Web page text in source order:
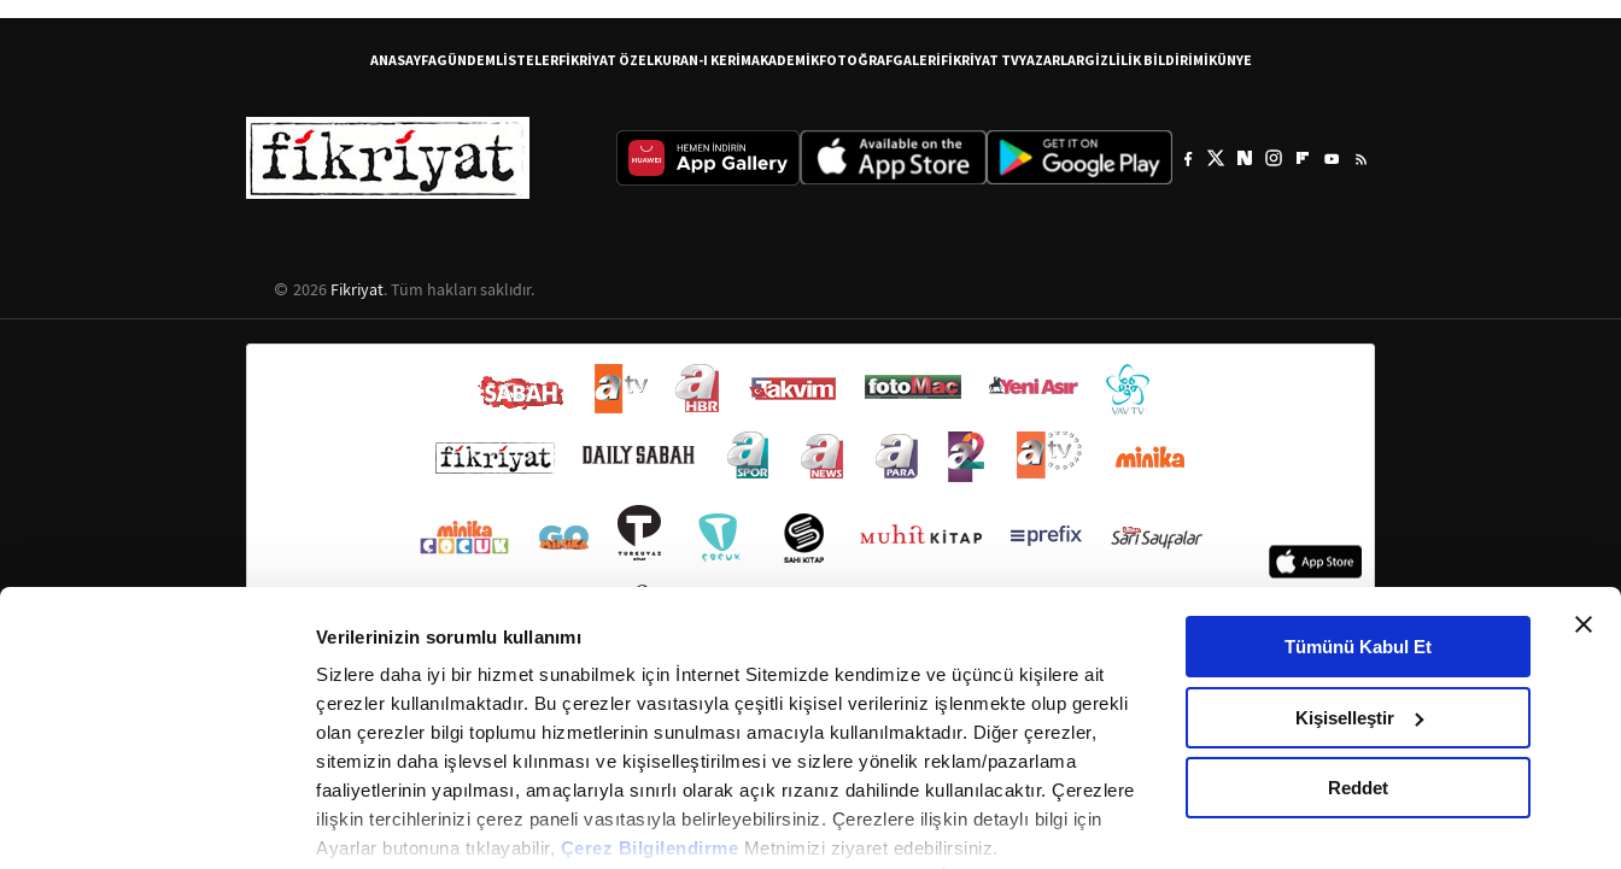
Verilerinizin sorumlu kullanımı
Sizlere daha iyi bir hizmet sunabilmek için İnternet Sitemizde kendimize ve üçüncü kişilere ait
çerezler kullanılmaktadır. Bu çerezler vasıtasıyla çeşitli kişisel verileriniz işlenmekte olup gerekli
olan çerezler bilgi toplumu hizmetlerinin sunulması amacıyla kullanılmaktadır. Diğer çerezler,
sitemizin daha işlevsel kılınması ve kişiselleştirilmesi ve sizlere yönelik reklam/pazarlama
faaliyetlerinin yapılması, amaçlarıyla sınırlı olarak açık rızanız dahilinde kullanılacaktır. Çerezlere
ilişkin tercihlerinizi çerez paneli vasıtasıyla belirleyebilirsiniz. Çerezlere ilişkin detaylı bilgi için
Ayarlar butonuna tıklayabilir, Çerez Bilgilendirme Metnimizi ziyaret edebilirsiniz.
Tümünü Kabul Et
Kişiselleştir
Reddet
ANASAYFAGÜNDEMLİSTELERFİKRİYAT ÖZELKURAN-I KERİMAKADEMİKFOTOĞRAFGALERİFİKRİYAT TVYAZARLARGİZLİLİK BİLDİRİMİKÜNYE
2026 Fikriyat. Tüm hakları saklıdır.